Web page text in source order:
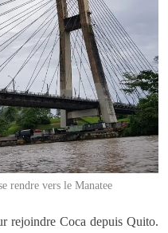
rendre vers le Manatee
rejoindre Coca depuis Quito.